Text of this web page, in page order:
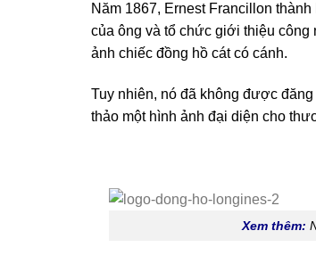
Năm 1867, Ernest Francillon
của ông và tổ chức giới thiệu
ảnh chiếc đồng hồ cát có cánh.
Tuy nhiên, nó đã không được
thảo một hình ảnh đại diện cho
Xem thêm: